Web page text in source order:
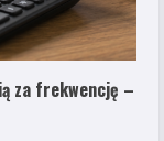
za frekwencję –